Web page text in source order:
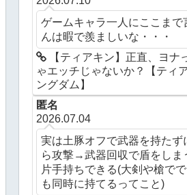
ゲームキャラ一人にここまで
んは暇で羨ましいな・・・
【ティアキン】正直、ヨナ
ゃエッチじゃないか？【ティ
ングダム】
匿名
2026.07.04
実は土豚オフで武器を持たず
ら攻撃→武器回収で盾をしま
片手持ちできる(大剣や槍で
も同時に持てるってこと)